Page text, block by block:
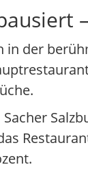
in der